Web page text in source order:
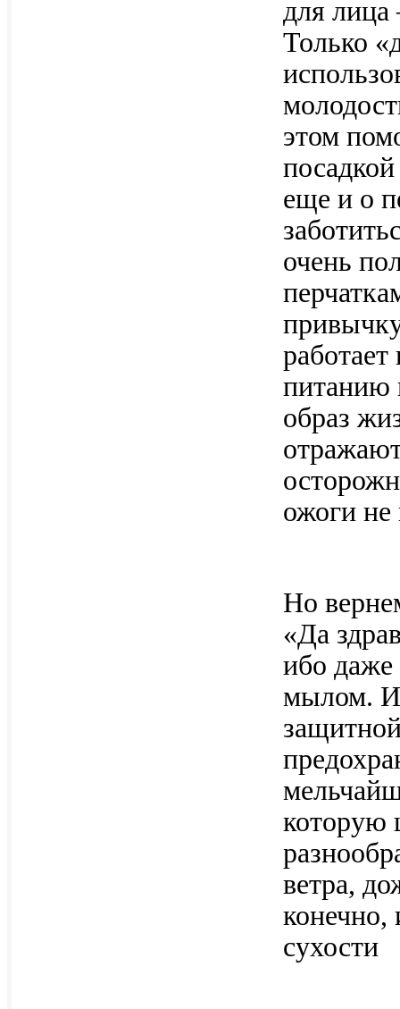
для лица
Только
этом
еще и о
очень
питанию
образ
ожоги не
Но
«Да
ибо
мылом. И
которую
ветра,
конечно,
сухости